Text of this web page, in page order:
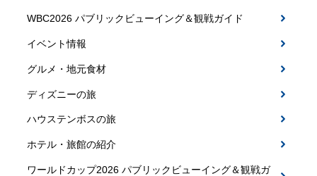
WBC2026 パブリックビューイング＆観戦ガイド
イベント情報
グルメ・地元食材
ディズニーの旅
ハウステンボスの旅
ホテル・旅館の紹介
ワールドカップ2026 パブリックビューイング＆観戦ガ